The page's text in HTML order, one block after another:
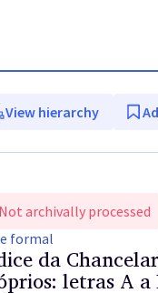
View hierarchy
Not archivally processed
formal
da
letras A a